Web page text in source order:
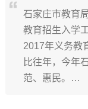
石家庄市教育
教育招生入学
2017年义务教
比往年，今年
范、惠民。…